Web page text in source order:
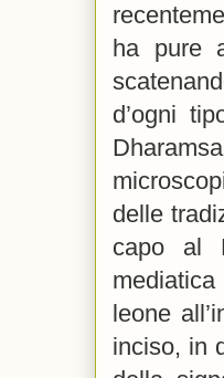
ha pure
d’ogni
delle
capo al
leone
inciso, in